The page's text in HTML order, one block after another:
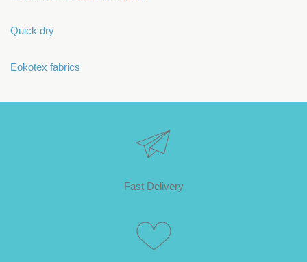
Quick dry
Eokotex fabrics
Fast Delivery